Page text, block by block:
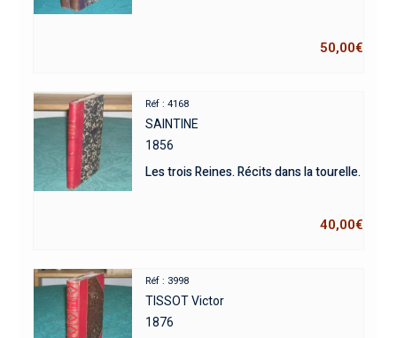
50,00€
Réf : 4168
SAINTINE
1856
Les trois Reines. Récits dans la tourelle.
40,00€
Réf : 3998
TISSOT Victor
1876